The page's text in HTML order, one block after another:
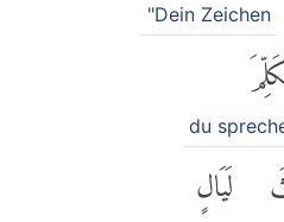
"Dein Zeichen
du
لَيَالٍ